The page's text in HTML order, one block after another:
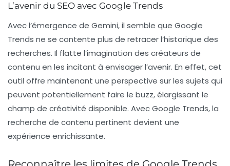
L’avenir du SEO avec Google Trends
Avec l’émergence de Gemini, il semble que Google
Trends ne se contente plus de retracer l’historique des
recherches. Il flatte l’imagination des créateurs de
contenu en les incitant à envisager l’avenir. En effet, cet
outil offre maintenant une perspective sur les sujets qui
peuvent potentiellement faire le buzz, élargissant le
champ de créativité disponible. Avec Google Trends, la
recherche de contenu pertinent devient une
expérience enrichissante.